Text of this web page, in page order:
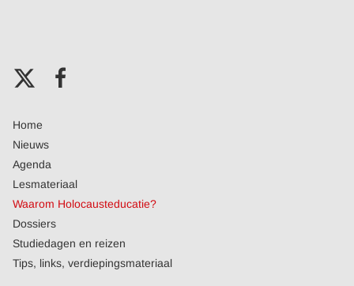
Home
Nieuws
Agenda
Lesmateriaal
Waarom Holocausteducatie?
Dossiers
Studiedagen en reizen
Tips, links, verdiepingsmateriaal